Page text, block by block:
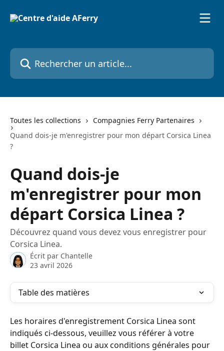
Rechercher un article...
Toutes les collections
Compagnies Ferry Partenaires
Quand dois-je m'enregistrer pour mon départ Corsica Linea
?
Quand dois-je
m'enregistrer pour mon
départ Corsica Linea ?
Découvrez quand vous devez vous enregistrer pour
Corsica Linea.
Écrit par Chantelle
23 avril 2026
Table des matières
Les horaires d'enregistrement Corsica Linea sont
indiqués ci-dessous, veuillez vous référer à votre
billet Corsica Linea ou aux conditions générales pour